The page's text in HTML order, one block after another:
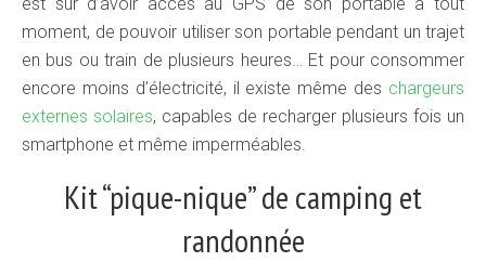
moment, de pouvoir utiliser son portable pendant un trajet
en bus ou train de plusieurs heures… Et pour consommer
encore moins d’électricité, il existe même des chargeurs
externes solaires, capables de recharger plusieurs fois un
smartphone et même imperméables.
Kit “pique-nique” de camping et
randonnée